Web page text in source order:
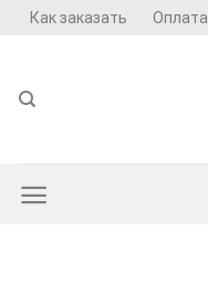
SkipКак заказать Оплата